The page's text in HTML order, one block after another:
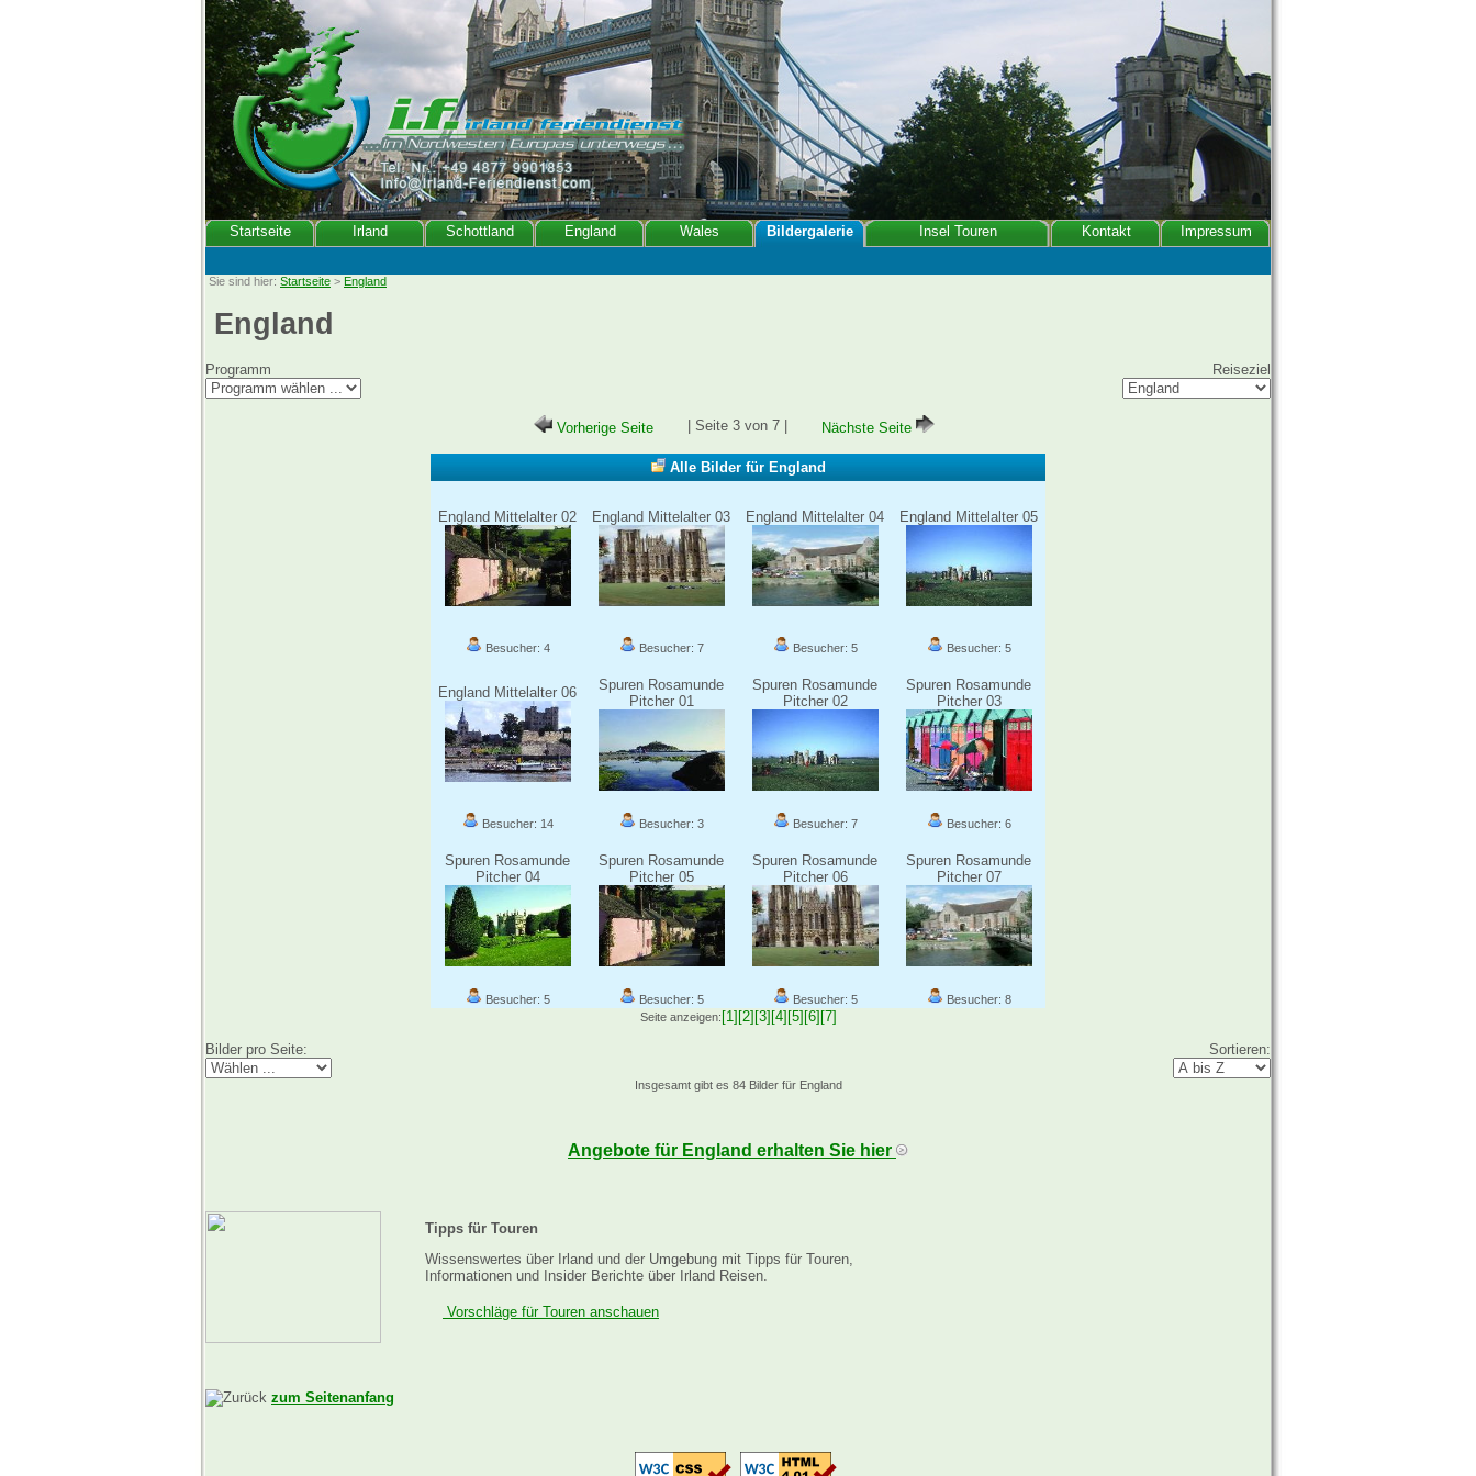
Startseite Irland Schottland England Wales Bildergalerie Insel Touren Kontakt Impressum
Sie sind hier: Startseite > England
England
Programm Reiseziel
Vorherige Seite | Seite 3 von 7 | Nächste Seite
Alle Bilder für England
England Mittelalter 02 England Mittelalter 03 England Mittelalter 04 England Mittelalter 05
Besucher: 4 Besucher: 7 Besucher: 5 Besucher: 5
England Mittelalter 06
Spuren Rosamunde
Pitcher 01
Spuren Rosamunde
Pitcher 02
Spuren Rosamunde
Pitcher 03
Besucher: 14 Besucher: 3 Besucher: 7 Besucher: 6
Spuren Rosamunde
Pitcher 04
Spuren Rosamunde
Pitcher 05
Spuren Rosamunde
Pitcher 06
Spuren Rosamunde
Pitcher 07
Besucher: 5 Besucher: 5 Besucher: 5
Besucher: 8
Seite anzeigen:[1][2][3][4][5][6][7]
Bilder pro Seite:
Sortieren:
Insgesamt gibt es 84 Bilder für England
Angebote für England erhalten Sie hier
Tipps für Touren
Wissenswertes über Irland und der Umgebung mit Tipps für Touren,
Informationen und Insider Berichte über Irland Reisen.
Vorschläge für Touren anschauen
zum Seitenanfang